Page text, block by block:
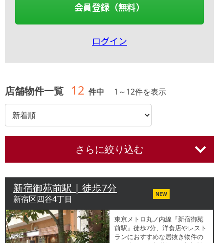
会員登録（無料）
ログイン
店舗物件一覧 12 件中 1 ～12件を表示
さらに絞り込む
新宿御苑前駅 | 徒歩7分
新宿区四谷4丁目 NEW
東京メトロ丸ノ内線『新宿御苑
前駅』徒歩7分、洋食店やレスト
ランにおすすめな居抜き物件の